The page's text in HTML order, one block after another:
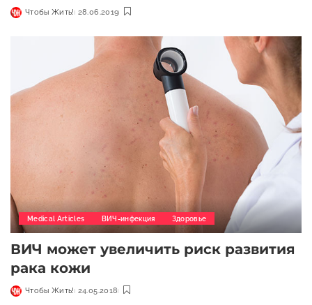
Чтобы Жить! 28.06.2019
Medical Articles ВИЧ-инфекция Здоровье
ВИЧ может увеличить риск развития
рака кожи
Чтобы Жить! 24.05.2018